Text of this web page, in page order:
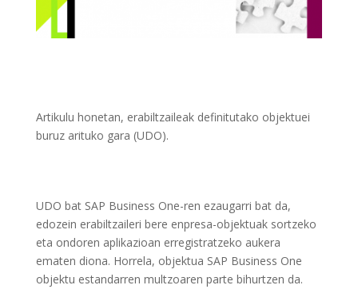
Artikulu honetan, erabiltzaileak definitutako objektuei
buruz arituko gara (UDO).
UDO bat SAP Business One-ren ezaugarri bat da,
edozein erabiltzaileri bere enpresa-objektuak sortzeko
eta ondoren aplikazioan erregistratzeko aukera
ematen diona. Horrela, objektua SAP Business One
objektu estandarren multzoaren parte bihurtzen da.